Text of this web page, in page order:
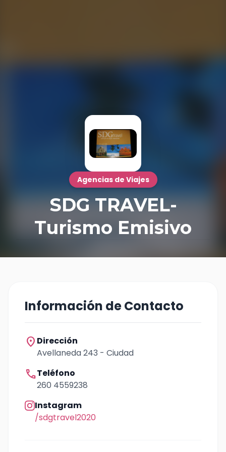
Agencias de Viajes
SDG TRAVEL-
Turismo Emisivo
Información de Contacto
location_on Dirección
Avellaneda 243 - Ciudad
callTeléfono
260 4559238
Instagram
/sdgtravel2020